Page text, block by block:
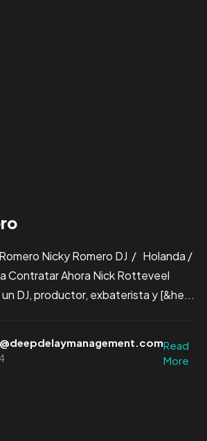
Nicky Romero DJ / Holanda /
Contratar Ahora Nick Rotteveel
DJ, productor, exbaterista y [&he...
Read
More